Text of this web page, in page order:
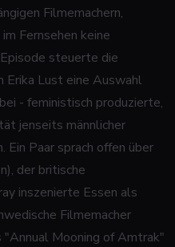
Filmemachern,
Fernsehen keine
steuerte die
Erika Lust eine Auswahl
- feministisch produzierte,
jenseits männlicher
Ein Paar sprach offen über
der britische
inszenierte Essen als
Filmemacher
Mooning of Amtrak"